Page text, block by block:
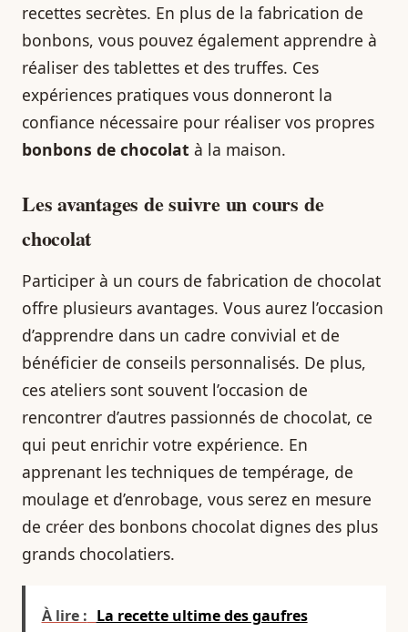
recettes secrètes. En plus de la fabrication de
bonbons, vous pouvez également apprendre à
réaliser des tablettes et des truffes. Ces
expériences pratiques vous donneront la
confiance nécessaire pour réaliser vos propres
bonbons de chocolat à la maison.
Les avantages de suivre un cours de
chocolat
Participer à un cours de fabrication de chocolat
offre plusieurs avantages. Vous aurez l’occasion
d’apprendre dans un cadre convivial et de
bénéficier de conseils personnalisés. De plus,
ces ateliers sont souvent l’occasion de
rencontrer d’autres passionnés de chocolat, ce
qui peut enrichir votre expérience. En
apprenant les techniques de tempérage, de
moulage et d’enrobage, vous serez en mesure
de créer des bonbons chocolat dignes des plus
grands chocolatiers.
À lire : La recette ultime des gaufres